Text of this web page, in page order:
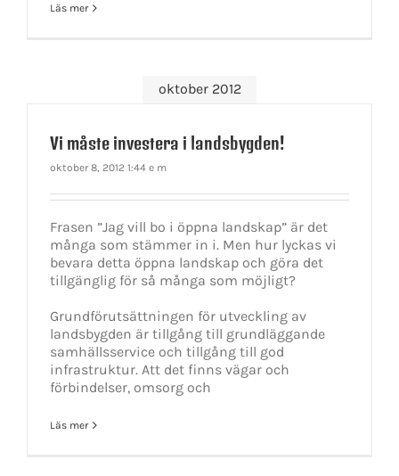
Läs mer
oktober 2012
Vi måste investera i landsbygden!
oktober 8, 2012 1:44 e m
Frasen ”Jag vill bo i öppna landskap” är det
många som stämmer in i. Men hur lyckas vi
bevara detta öppna landskap och göra det
tillgänglig för så många som möjligt?
Grundförutsättningen för utveckling av
landsbygden är tillgång till grundläggande
samhällsservice och tillgång till god
infrastruktur. Att det finns vägar och
förbindelser, omsorg och
Läs mer